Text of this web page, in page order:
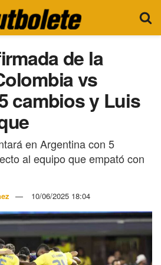
de la
vs
cambios y Luis
en Argentina con 5
al equipo que empató con
10/06/2025 18:04